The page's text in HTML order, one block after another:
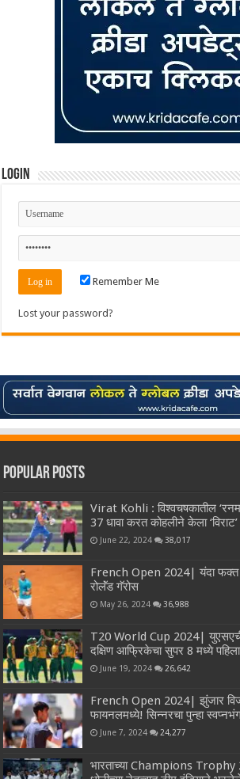
Login
Remember Me
Lost your password?
Popular Posts
Virat Kohli : विश्वचषकातील
37 धावा करत कोहलीने केला
June 22, 2024 38,017
French Open 2024| यंदा फक्त
रोलॅंड गॅरोस
May 26, 2024 36,988
T20 World Cup 2024|
दक्षिण आफ्रिकेचा सुपर 8 मध्ये पहिला
June 19, 2024 26,642
French Open 2024| झुंजार
फायनलमध्ये! सिन्नरचा पुन्हा
June 7, 2024 24,277
भारताच्या Champions Trophy